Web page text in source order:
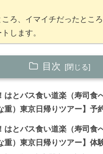
ころ、イマイチだったとこ
します。
目次
はとバス食い道楽（寿司食
重）東京日帰りツアー】予
はとバス食い道楽（寿司食
重）東京日帰りツアー】体